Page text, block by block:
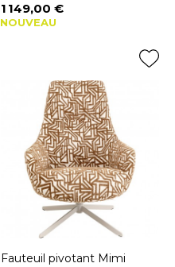
Prix
1 149,00 €
NOUVEAU
Fauteuil pivotant Mimi